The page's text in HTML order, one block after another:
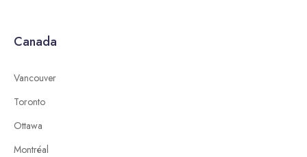
Canada
Vancouver
Toronto
Ottawa
Montréal